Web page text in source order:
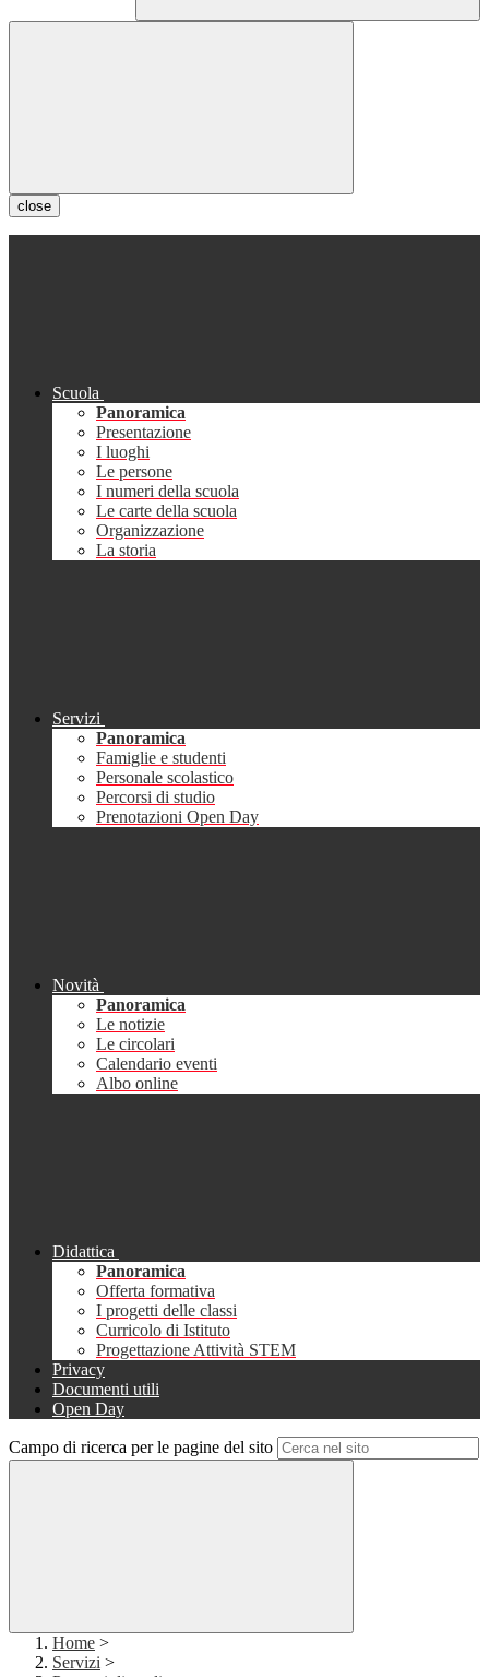
close
Scuola
Panoramica
Presentazione
I luoghi
Le persone
I numeri della scuola
Le carte della scuola
Organizzazione
La storia
Servizi
Panoramica
Famiglie e studenti
Personale scolastico
Percorsi di studio
Prenotazioni Open Day
Novità
Panoramica
Le notizie
Le circolari
Calendario eventi
Albo online
Didattica
Panoramica
Offerta formativa
I progetti delle classi
Curricolo di Istituto
Progettazione Attività STEM
Privacy
Documenti utili
Open Day
Campo di ricerca per le pagine del sito
Home >
Servizi >